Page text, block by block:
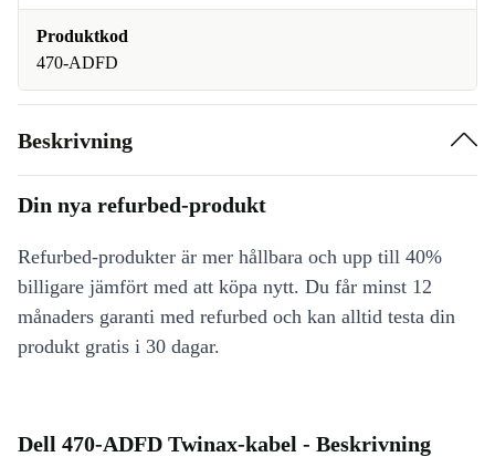
Produktkod
470-ADFD
Beskrivning
Din nya refurbed-produkt
Refurbed-produkter är mer hållbara och upp till 40%
billigare jämfört med att köpa nytt. Du får minst 12
månaders garanti med refurbed och kan alltid testa din
produkt gratis i 30 dagar.
Dell 470-ADFD Twinax-kabel - Beskrivning